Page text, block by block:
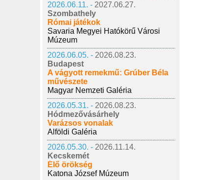
2026.06.11. - 2027.06.27.
Szombathely
Római játékok
Savaria Megyei Hatókörű Városi
Múzeum
2026.06.05. - 2026.08.23.
Budapest
A vágyott remekmű: Grúber Béla
művészete
Magyar Nemzeti Galéria
2026.05.31. - 2026.08.23.
Hódmezővásárhely
Varázsos vonalak
Alföldi Galéria
2026.05.30. - 2026.11.14.
Kecskemét
Élő örökség
Katona József Múzeum